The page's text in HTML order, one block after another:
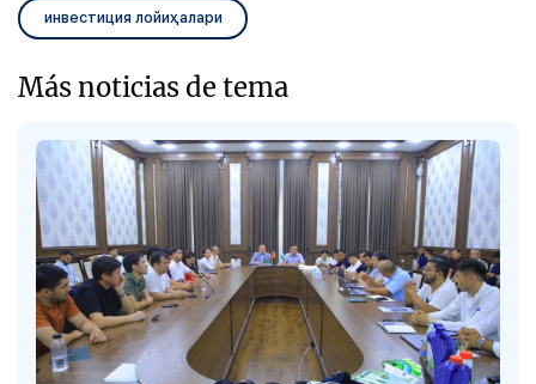
инвестиция лойиҳалари
Más noticias de tema